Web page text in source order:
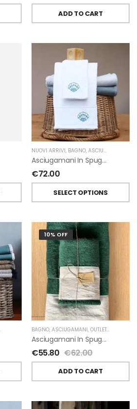
ADD TO CART
GIARDINO SEGRETO
NUOVI ARRIVI, BAGNO, ASCIUGAMANI
Asciugamani In Spugna Con Ricami Marini Di Giardino Segreto.
€72.00
SELECT OPTIONS
10% OFF
BAGNO, ASCIUGAMANI, OUTLET,
Asciugamani In Spugna E Lino Di Giardino Segreto
€55.80 €62.00
ADD TO CART